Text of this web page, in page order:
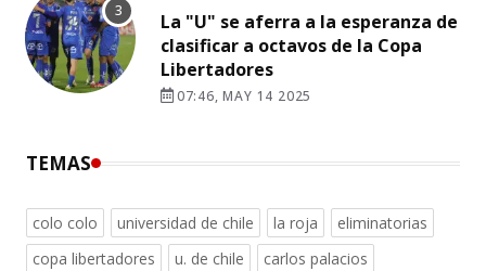
La "U" se aferra a la esperanza de
clasificar a octavos de la Copa
Libertadores
07:46, MAY 14 2025
TEMAS
colo colo universidad de chile la roja
eliminatorias
copa libertadores
u. de chile
carlos palacios